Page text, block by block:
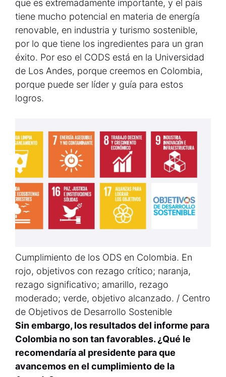
que es extremadamente importante, y el país
tiene mucho potencial en materia de energía
renovable, en industria y turismo sostenible,
por lo que tiene los ingredientes para un gran
éxito. Por eso el CODS está en la Universidad
de Los Andes, porque creemos en Colombia,
porque puede ser líder y guía para estos
logros.
Cumplimiento de los ODS en Colombia. En
rojo, objetivos con rezago crítico; naranja,
rezago significativo; amarillo, rezago
moderado; verde, objetivo alcanzado. / Centro
de Objetivos de Desarrollo Sostenible
Sin embargo, los resultados del informe para
Colombia no son tan favorables. ¿Qué le
recomendaría al presidente para que
avancemos en el cumplimiento de la